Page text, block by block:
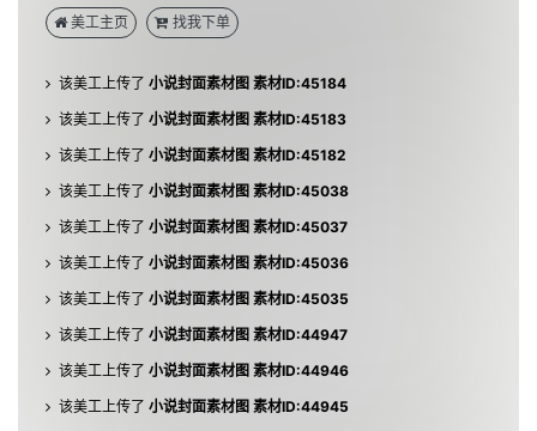
美工主页 找我下单
该美工上传了
小说封面素材图 素材ID:45186
该美工上传了 小说封面素材图 素材ID:45184
该美工上传了 小说封面素材图 素材ID:45183
该美工上传了 小说封面素材图 素材ID:45182
该美工上传了 小说封面素材图 素材ID:45038
该美工上传了 小说封面素材图 素材ID:45037
该美工上传了 小说封面素材图 素材ID:45036
该美工上传了 小说封面素材图 素材ID:45035
该美工上传了 小说封面素材图 素材ID:44947
该美工上传了 小说封面素材图 素材ID:44946
该美工上传了 小说封面素材图 素材ID:44945